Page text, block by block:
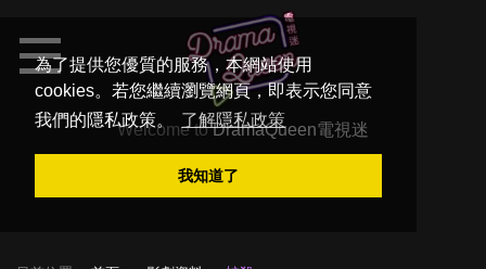
為了提供您優質的服務，本網站使用
cookies。若您繼續瀏覽網頁，即表示您同意
我們的隱私政策。
了解隱私政策
我知道了
Welcome toDramaQueen電視迷